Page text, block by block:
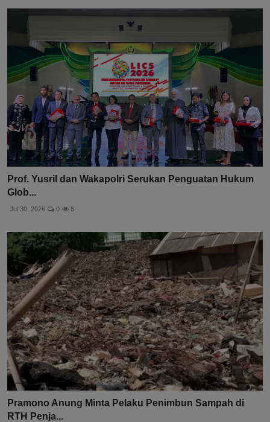
Prof. Yusril dan Wakapolri Serukan Penguatan Hukum
Glob...
Jul 30, 2026 0 8
Pramono Anung Minta Pelaku Penimbun Sampah di
RTH Penja...